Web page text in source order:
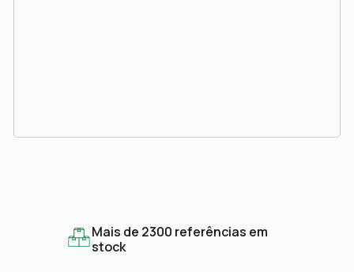
Mais de 2300 referências em
stock